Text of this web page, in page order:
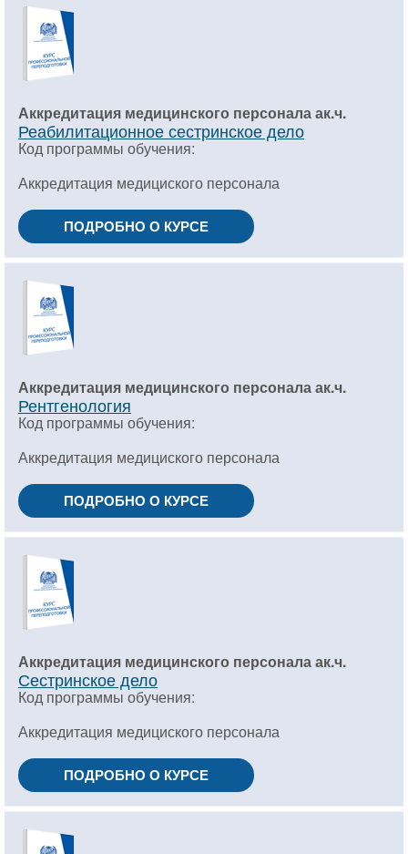
Аккредитация медицинского персонала ак.ч.
Реабилитационное сестринское дело
Код программы обучения:
Аккредитация медициского персонала
ПОДРОБНО О КУРСЕ
Аккредитация медицинского персонала ак.ч.
Рентгенология
Код программы обучения:
Аккредитация медициского персонала
ПОДРОБНО О КУРСЕ
Аккредитация медицинского персонала ак.ч.
Сестринское дело
Код программы обучения:
Аккредитация медициского персонала
ПОДРОБНО О КУРСЕ